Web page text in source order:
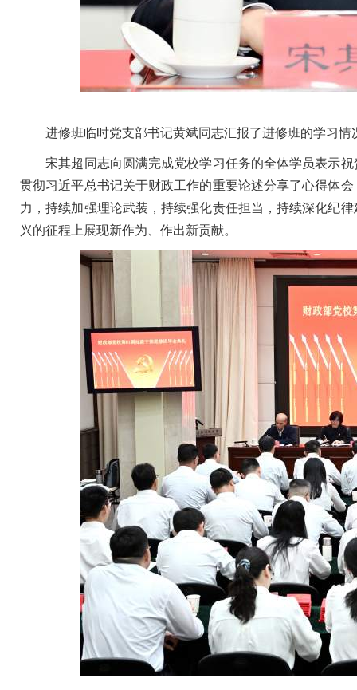
进修班临时党支部书记黄斌同志汇报了进修班的学习情
宋其超同志向圆满完成党校学习任务的全体学员表示祝
贯彻习近平总书记关于财政工作的重要论述分享了心得体
力，持续加强理论武装，持续强化责任担当，持续深化纪
兴的征程上展现新作为、作出新贡献。